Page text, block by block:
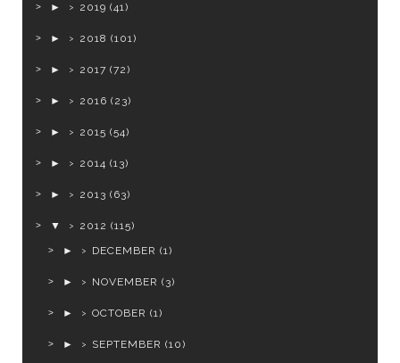
► 2019 (41)
► 2018 (101)
► 2017 (72)
► 2016 (23)
► 2015 (54)
► 2014 (13)
► 2013 (63)
▼ 2012 (115)
►
DECEMBER (1)
► NOVEMBER (3)
► OCTOBER (1)
► SEPTEMBER (10)